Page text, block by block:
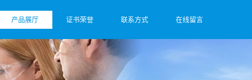
产品展厅 证书荣誉 联系方式 在线留言